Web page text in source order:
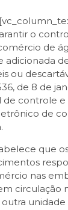
o
de
adicionada
ou
de 8 de
de controle
de
que
nas
circulação
unidade